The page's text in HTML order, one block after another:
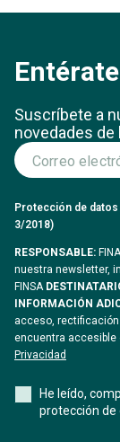
Suscríbete a
novedades de
Protección de datos
3/2018)
RESPONSABLE:
nuestra newsletter,
FINSA
INFORMACIÓN
acceso,
encuentra accesible
Privacidad
He leído,
protección de